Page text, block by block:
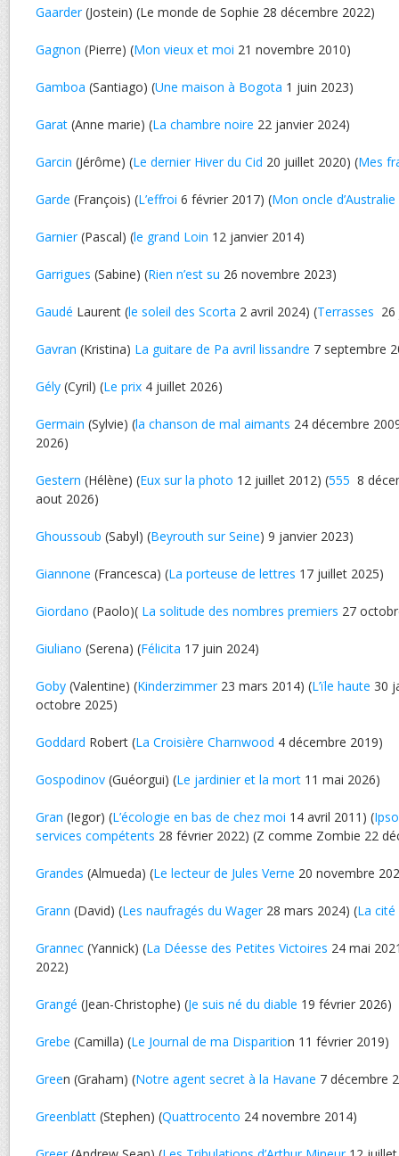
Gaarder(Jostein) (Le monde de Sophie 28 décembre 2022)
Gagnon (Pierre) (Mon vieux et moi 21 novembre 2010)
Gamboa (Santiago) (Une maison à Bogota 1 juin 2023)
Garat (Anne marie) (La chambre noire 22 janvier 2024)
Garcin (Jérôme) (Le dernier Hiver du Cid 20 juillet 2020) (Mes
Garde (François) (L’effroi 6 février 2017) (Mon oncle d’Australie
Garnier(Pascal) (le grand Loin 12 janvier 2014)
Garrigues (Sabine) (Rien n’est su 26 novembre 2023)
Gaudé Laurent (le soleil des Scorta 2 avril 2024) (Terrasses
Gavran (Kristina) La guitare de Pa avril lissandre 7 septembre
Gély (Cyril) (Le prix 4 juillet 2026)
Germain (Sylvie) (la chanson de mal aimants 24 décembre
2026)
Gestern (Hélène) (Eux sur la photo 12 juillet 2012) (555 8
aout 2026)
Ghoussoub (Sabyl) (Beyrouth sur Seine) 9 janvier 2023)
Giannone (Francesca) (La porteuse de lettres 17 juillet 2025)
Giordano (Paolo)( La solitude des nombres premiers 27
Giuliano (Serena) (Félicita 17 juin 2024)
Goby (Valentine) (Kinderzimmer23 mars 2014) (L’ïle haute 30
octobre 2025)
Goddard Robert (La Croisière Charnwood 4 décembre 2019)
Gospodinov (Guéorgui) (Le jardinier et la mort 11 mai 2026)
Gran (Iegor) (L’écologie en bas de chez moi 14 avril 2011) (
services compétents 28 février 2022) (Z comme Zombie 22
Grandes (Almueda) (Le lecteur de Jules Verne 20 novembre
Grann (David) (Les naufragés du Wager28 mars 2024) (La
Grannec (Yannick) (La Déesse des Petites Victoires 24 mai
2022)
Grangé (Jean-Christophe) (Je suis né du diable 19 février 2026)
Grebe (Camilla) (Le Journal de ma Disparition 11 février 2019)
Green (Graham) (Notre agent secret à la Havane 7 décembre
Greenblatt (Stephen) (Quattrocento 24 novembre 2014)